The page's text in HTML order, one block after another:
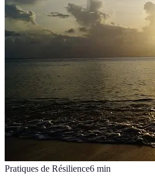
Pratiques de Résilience6 min